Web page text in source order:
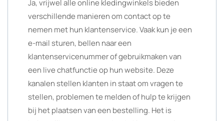
Ja, vrijwel alle online kledingwinkels bieden
verschillende manieren om contact op te
nemen met hun klantenservice. Vaak kun je een
e-mail sturen, bellen naar een
klantenservicenummer of gebruikmaken van
een live chatfunctie op hun website. Deze
kanalen stellen klanten in staat om vragen te
stellen, problemen te melden of hulp te krijgen
bij het plaatsen van een bestelling. Het is